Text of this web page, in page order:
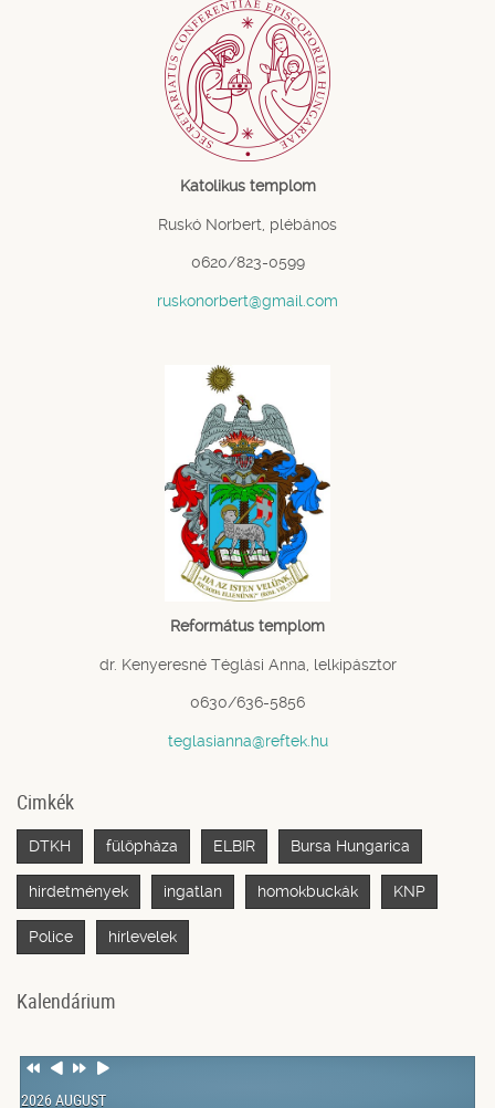
Katolikus templom
Ruskó Norbert, plébános
0620/823-0599
ruskonorbert@gmail.com
Református templom
dr. Kenyeresné Téglási Anna, lelkipásztor
0630/636-5856
teglasianna@reftek.hu
Cimkék
DTKH fülöpháza ELBIR Bursa Hungarica
hirdetmények ingatlan homokbuckák KNP
Police hírlevelek
Kalendárium
Previous
Previous
NextNext
2026 AUGUST